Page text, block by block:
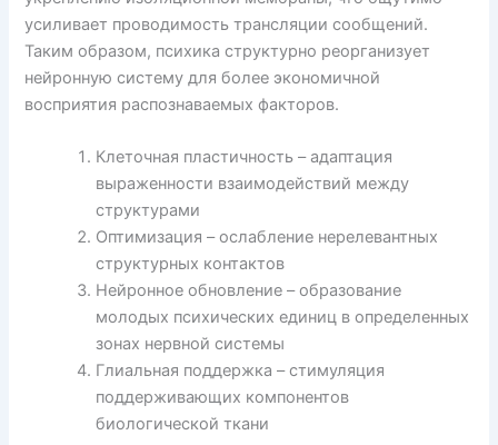
усиливает проводимость трансляции сообщений.
Таким образом, психика структурно реорганизует
нейронную систему для более экономичной
восприятия распознаваемых факторов.
Клеточная пластичность – адаптация
выраженности взаимодействий между
структурами
Оптимизация – ослабление нерелевантных
структурных контактов
Нейронное обновление – образование
молодых психических единиц в определенных
зонах нервной системы
Глиальная поддержка – стимуляция
поддерживающих компонентов
биологической ткани